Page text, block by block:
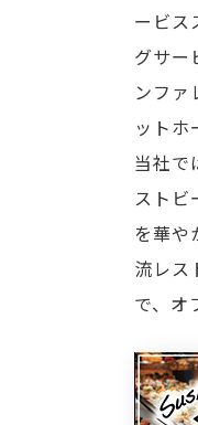
ービス
グサー
ンフ
ットホ
当社で
ストビ
を華や
流レス
で、オ